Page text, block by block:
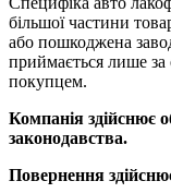
більшої частини
або пошкоджена
приймається лише за
покупцем.
Компанія здійснює
законодавства.
Повернення